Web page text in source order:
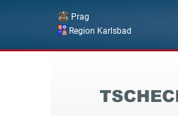
Prag
Region Karlsbad
Online